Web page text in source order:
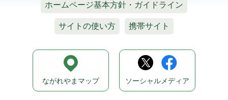
ホームページ基本方針・ガイドライン
サイトの使い方 携帯サイト
ながれやまマップ ソーシャルメディア